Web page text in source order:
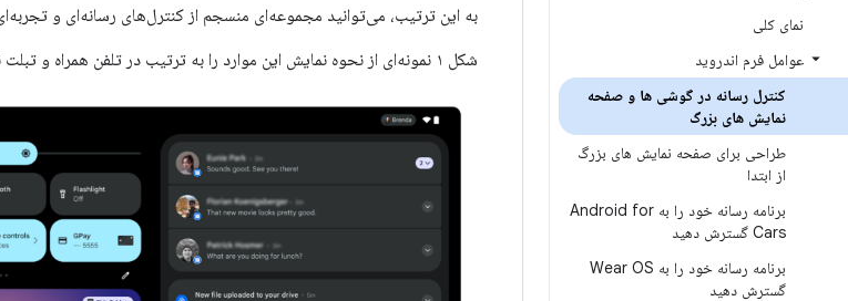
نمای کلی
عوامل فرم اندروید
کنترل رسانه در گوشی ها و صفحه
نمایش های بزرگ
طراحی برای صفحه نمایش های بزرگ
از ابتدا
برنامه رسانه خود را به Android for
Cars گسترش دهید
برنامه رسانه خود را به Wear OS
گسترش دهید
به این ترتیب، می‌توانید مجموعه‌ای منسجم از کنترل‌های رسانه‌ای و
شکل ۱ نمونه‌ای از نحوه نمایش این موارد را به ترتیب در تلفن همراه و تبلت نشان می‌دهد.